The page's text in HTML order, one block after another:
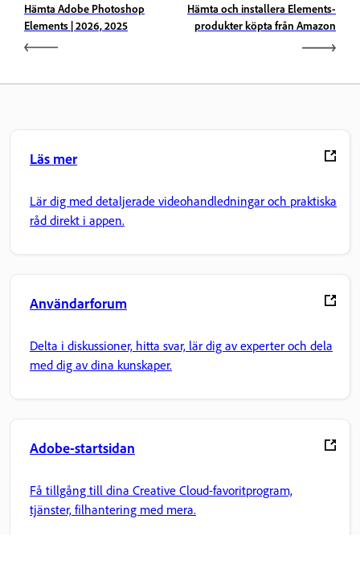
Hämta Adobe Photoshop
Elements | 2026, 2025
Hämta och installera Elements-
produkter köpta från Amazon
Läs mer
Lär dig med detaljerade videohandledningar och praktiska
råd direkt i appen.
Användarforum
Delta i diskussioner, hitta svar, lär dig av experter och dela
med dig av dina kunskaper.
Adobe-startsidan
Få tillgång till dina Creative Cloud-favoritprogram,
tjänster, filhantering med mera.